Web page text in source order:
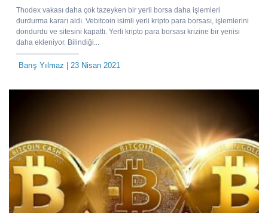
Thodex vakası daha çok tazeyken bir yerli borsa daha işlemleri
durdurma kararı aldı. Vebitcoin isimli yerli kripto para borsası, işlemlerini
dondurdu ve sitesini kapattı. Yerli kripto para borsası krizine bir yenisi
daha ekleniyor. Bilindiği...
Barış Yılmaz | 23 Nisan 2021